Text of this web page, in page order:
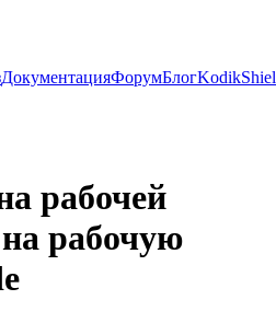
ДокументацияФорумБлог
рабочей
рабочую